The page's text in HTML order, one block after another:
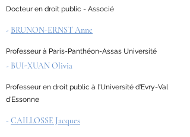
Docteur en droit public - Associé
- BRUNON-ERNST Anne
Professeur à Paris-Panthéon-Assas Université
- BUI-XUAN Olivia
Professeur en droit public à l'Université d'Evry-Val
d'Essonne
- CAILLOSSE Jacques